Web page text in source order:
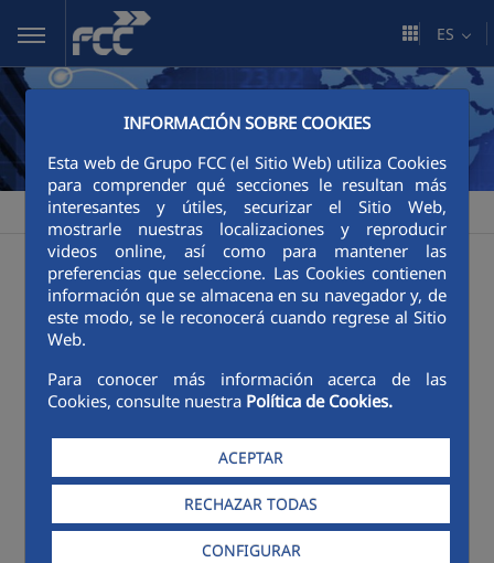
Saltar al contenido principal
INFORMACIÓN SOBRE COOKIES
Esta web de Grupo FCC (el Sitio Web) utiliza Cookies
para comprender qué secciones le resultan más
interesantes y útiles, securizar el Sitio Web,
mostrarle nuestras localizaciones y reproducir
videos online, así como para mantener las
preferencias que seleccione. Las Cookies contienen
información que se almacena en su navegador y, de
este modo, se le reconocerá cuando regrese al Sitio
Web.
Para conocer más información acerca de las
Cookies, consulte nuestra Política de Cookies.
ACEPTAR
RECHAZAR TODAS
CONFIGURAR
ES
FCC >Sala de comunicación >Publicaciones
Publicaciones
Categorías: